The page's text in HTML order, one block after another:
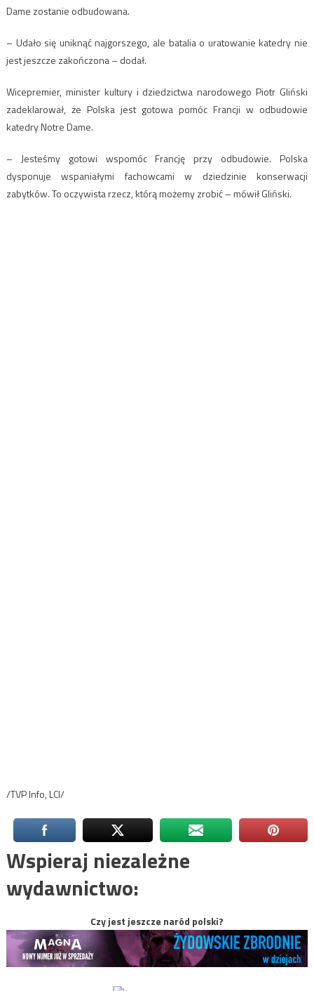
Dame zostanie odbudowana.
– Udało się uniknąć najgorszego, ale batalia o uratowanie katedry nie
jest jeszcze zakończona – dodał.
Wicepremier, minister kultury i dziedzictwa narodowego Piotr Gliński
zadeklarował, że Polska jest gotowa pomóc Francji w odbudowie
katedry Notre Dame.
– Jesteśmy gotowi wspomóc Francję przy odbudowie. Polska
dysponuje wspaniałymi fachowcami w dziedzinie konserwacji
zabytków. To oczywista rzecz, którą możemy zrobić – mówił Gliński.
/TVP Info, LCI/
Wspieraj niezależne
wydawnictwo:
Czy jest jeszcze naród polski?